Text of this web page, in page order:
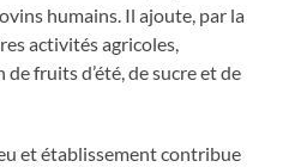
humains. Il ajoute, par la
activités agricoles,
fruits d’été, de sucre et de
et établissement contribue